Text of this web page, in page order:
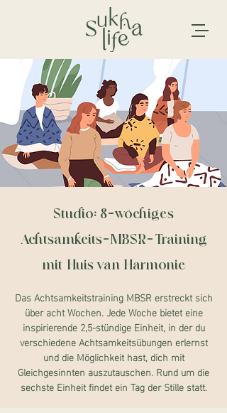
Studio: 8-wöchiges
Achtsamkeits-MBSR-Training
mit Huis van Harmonie
Das Achtsamkeitstraining MBSR erstreckt sich
über acht Wochen. Jede Woche bietet eine
inspirierende 2,5-stündige Einheit, in der du
verschiedene Achtsamkeitsübungen erlernst
und die Möglichkeit hast, dich mit
Gleichgesinnten auszutauschen. Rund um die
sechste Einheit findet ein Tag der Stille statt.